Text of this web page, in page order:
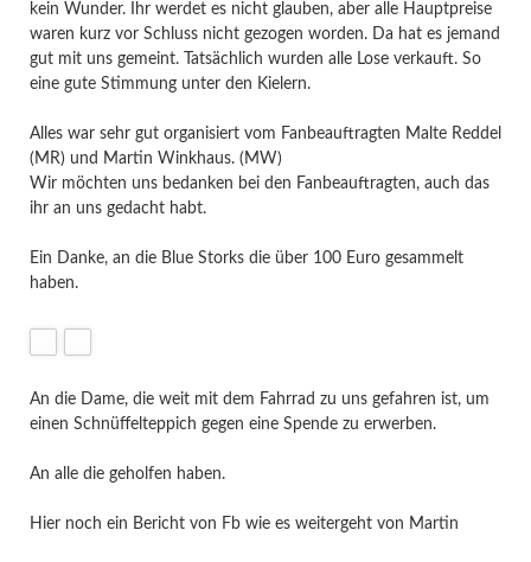
kein Wunder. Ihr werdet es nicht glauben, aber alle Hauptpreise
waren kurz vor Schluss nicht gezogen worden. Da hat es jemand
gut mit uns gemeint. Tatsächlich wurden alle Lose verkauft. So
eine gute Stimmung unter den Kielern.
Alles war sehr gut organisiert vom Fanbeauftragten Malte Reddel
(MR) und Martin Winkhaus. (MW)
Wir möchten uns bedanken bei den Fanbeauftragten, auch das
ihr an uns gedacht habt.
Ein Danke, an die Blue Storks die über 100 Euro gesammelt
haben.
An die Dame, die weit mit dem Fahrrad zu uns gefahren ist, um
einen Schnüffelteppich gegen eine Spende zu erwerben.
An alle die geholfen haben.
Hier noch ein Bericht von Fb wie es weitergeht von Martin